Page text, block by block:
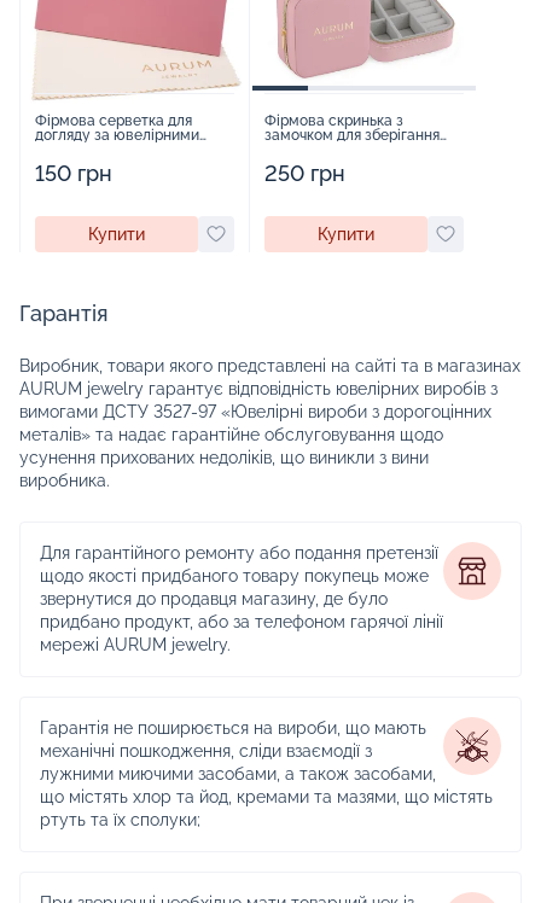
Фірмова серветка для
догляду за ювелірними
150 грн
Купити
Фірмова скринька з
замочком для зберігання
250 грн
Купити
Гарантія
Виробник, товари якого представлені на сайті та в магазинах
AURUM jewelry гарантує відповідність ювелірних виробів з
вимогами ДСТУ 3527-97 «Ювелірні вироби з дорогоцінних
металів» та надає гарантійне обслуговування щодо
усунення прихованих недоліків, що виникли з вини
виробника.
Для гарантійного ремонту або подання претензії
щодо якості придбаного товару покупець може
звернутися до продавця магазину, де було
придбано продукт, або за телефоном гарячої лінії
мережі AURUM jewelry.
Гарантія не поширюється на вироби, що мають
механічні пошкодження, сліди взаємодії з
лужними миючими засобами, а також засобами,
що містять хлор та йод, кремами та мазями, що містять
ртуть та їх сполуки;